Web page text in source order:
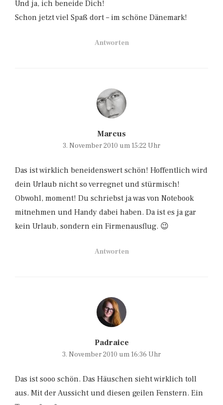
Und ja, ich beneide Dich!
Schon jetzt viel Spaß dort – im schöne Dänemark!
Antworten
Marcus
3. November 2010 um 15:22 Uhr
Das ist wirklich beneidenswert schön! Hoffentlich wird
dein Urlaub nicht so verregnet und stürmisch!
Obwohl, moment! Du schriebst ja was von Notebook
mitnehmen und Handy dabei haben. Da ist es ja gar
kein Urlaub, sondern ein Firmenausflug. 😉
Antworten
Padraice
3. November 2010 um 16:36 Uhr
Das ist sooo schön. Das Häuschen sieht wirklich toll
aus. Mit der Aussicht und diesen geilen Fenstern. Ein